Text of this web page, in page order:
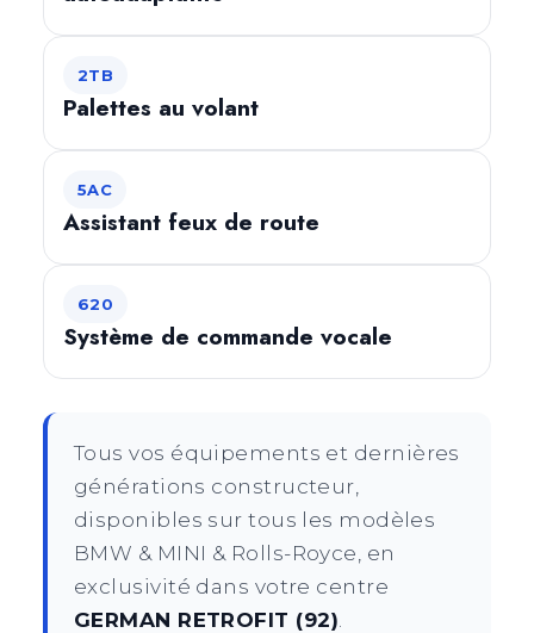
2TB
Palettes au volant
5AC
Assistant feux de route
620
Système de commande vocale
Tous vos équipements et dernières
générations constructeur,
disponibles sur tous les modèles
BMW & MINI & Rolls-Royce, en
exclusivité dans votre centre
GERMAN RETROFIT (92).